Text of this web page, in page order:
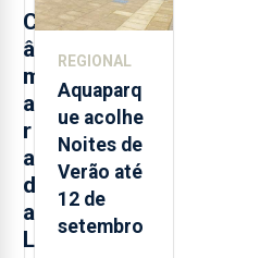
C
â
m
a
r
a
d
a
L
Açores
REGIONAL
Aquaparq
ue acolhe
Noites de
Verão até
12 de
setembro